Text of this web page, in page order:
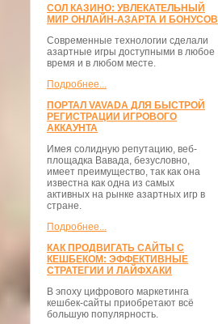
СОЛ КАЗИНО: УВЛЕКАТЕЛЬНЫЙ
МИР ОНЛАЙН-АЗАРТА И БОНУСОВ
Современные технологии сделали
азартные игры доступными в любое
время и в любом месте.
Подробнее...
ПОРТАЛ VAVADA ДЛЯ БЫСТРОЙ
РЕГИСТРАЦИИ ИГРОВОГО
АККАУНТА
Имея солидную репутацию, веб-
площадка Вавада, безусловно,
имеет преимущество, так как она
известна как одна из самых
активных на рынке азартных игр в
стране.
Подробнее...
КАК ПРОДВИГАТЬ САЙТЫ С
КЕШБЕКОМ: ЭФФЕКТИВНЫЕ
СТРАТЕГИИ И ЛАЙФХАКИ
В эпоху цифрового маркетинга
кешбек-сайты приобретают всё
большую популярность.